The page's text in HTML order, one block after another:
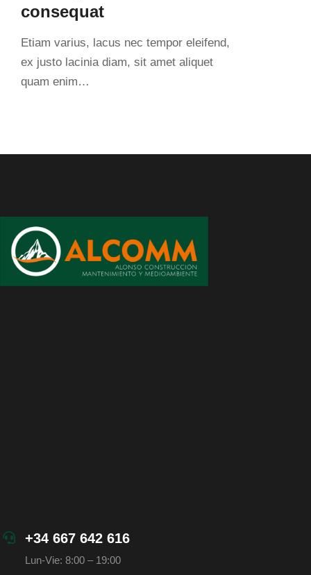
consequat
Etiam varius, lacus nec tempor eleifend,
ex justo lacinia diam, sit amet aliquet
quam enim…
+34 667 642 616
Lun-Vie: 8:00 – 19:00